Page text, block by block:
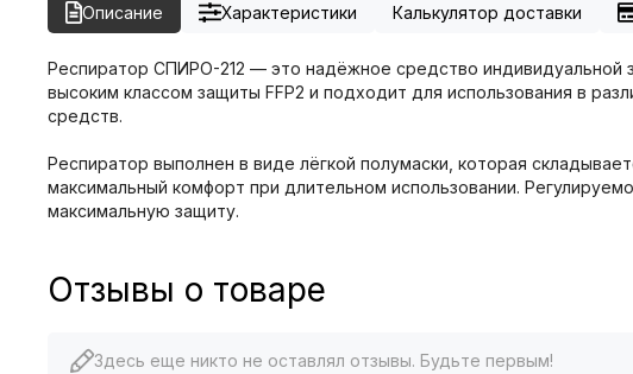
Описание Характеристики Калькулятор доставки
Респиратор СПИРО-212 — это надёжное средство индивидуальной
высоким классом защиты FFP2 и подходит для использования в
средств.
Респиратор выполнен в виде лёгкой полумаски, которая
максимальный комфорт при длительном использовании.
максимальную защиту.
Отзывы о товаре
Здесь еще никто не оставлял отзывы. Будьте первым!